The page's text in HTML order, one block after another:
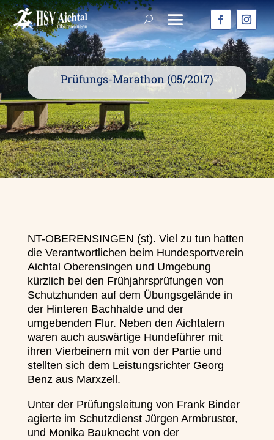
Prüfungs-Marathon (05/2017)
NT-OBERENSINGEN (st). Viel zu tun hatten
die Verantwortlichen beim Hundesportverein
Aichtal Oberensingen und Umgebung
kürzlich bei den Frühjahrsprüfungen von
Schutzhunden auf dem Übungsgelände in
der Hinteren Bachhalde und der
umgebenden Flur. Neben den Aichtalern
waren auch auswärtige Hundeführer mit
ihren Vierbeinern mit von der Partie und
stellten sich dem Leistungsrichter Georg
Benz aus Marxzell.
Unter der Prüfungsleitung von Frank Binder
agierte im Schutzdienst Jürgen Armbruster,
und Monika Bauknecht von der